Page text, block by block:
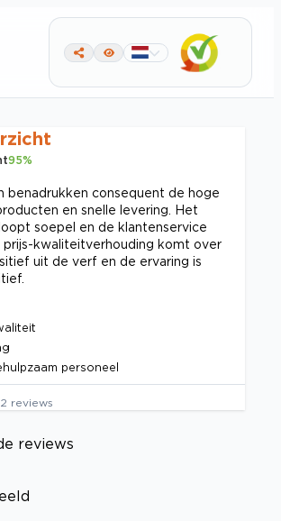
95%
benadrukken consequent de hoge
en snelle levering. Het
soepel en de klantenservice
prijs-kwaliteitverhouding komt over
uit de verf en de ervaring is
personeel
reviews
reviews